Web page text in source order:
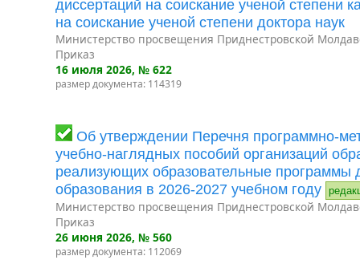
диссертаций на соискание ученой степени
на соискание ученой степени доктора наук
Министерство просвещения Приднестровской
Приказ
16 июля 2026, № 622
размер документа: 114319
Об утверждении Перечня программно-
учебно-наглядных пособий организаций
реализующих образовательные программы
образования в 2026-2027 учебном году
Министерство просвещения Приднестровской
Приказ
26 июня 2026, № 560
размер документа: 112069